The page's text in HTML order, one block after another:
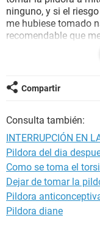
ninguno, y si el
me hubiese tomado
recomendable que
o si debería dejarlo
despreocuparme.
fiable? Gracias
Compartir
Consulta también:
INTERRUPCIÓN EN
Pildora del dia
Como se toma el
Dejar de tomar la
Pildora
Pildora diane